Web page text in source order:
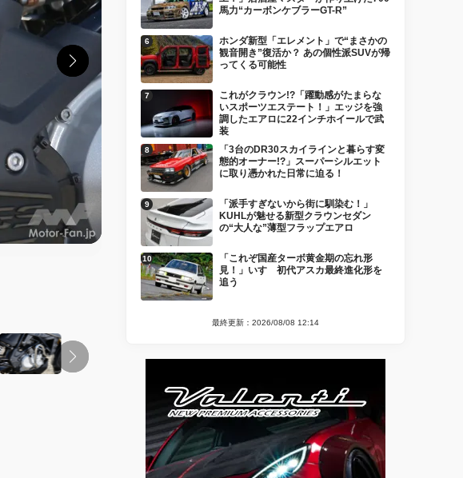
馬力“カーボンケブラーGT-R”
ホンダ新型「エレメント」で“まさかの
観音開き”復活か？ あの個性派SUVが帰
ってくる可能性
これがクラウン!?「躍動感がたまらな
いスポーツエステート！」エッジを強
調したエアロに22インチホイールで武
装
「3台のDR30スカイラインと暮らす変
態的オーナー!?」スーパーシルエット
に取り憑かれた日常に迫る！
「派手すぎないから街に馴染む！」
KUHLが魅せる新型クラウンセダン
の“大人な”薄型フラップエアロ
「これぞ国産ターボ黄金期の忘れ形
見！」いすゞ初代アスカ最終進化形を
追う
最終更新：2026/08/08 12:14